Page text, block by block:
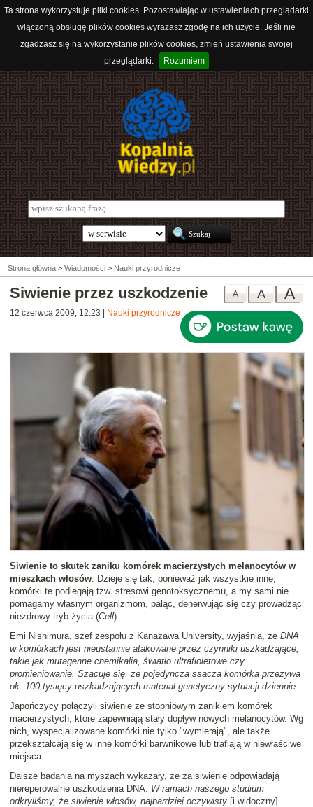
Ta strona wykorzystuje pliki cookies. Pozostawiając w ustawieniach przeglądarki
włączoną obsługę plików cookies wyrażasz zgodę na ich użycie. Jeśli nie
zgadzasz się na wykorzystanie plików cookies, zmień ustawienia swojej
przeglądarki.
Rozumiem
Strona główna > Wiadomości > Nauki przyrodnicze
A
A
A
Siwienie przez uszkodzenie
12 czerwca 2009, 12:23 Nauki przyrodnicze
Siwienie to skutek zaniku komórek macierzystych melanocytów w
mieszkach włosów . Dzieje się tak, ponieważ jak wszystkie inne,
komórki te podlegają tzw. stresowi genotoksycznemu, a my sami nie
pomagamy własnym organizmom, paląc, denerwując się czy prowadząc
niezdrowy tryb życia (Cell).
Emi Nishimura, szef zespołu z Kanazawa University, wyjaśnia, że DNA
w komórkach jest nieustannie atakowane przez czynniki uszkadzające,
takie jak mutagenne chemikalia, światło ultrafioletowe czy
promieniowanie. Szacuje się, że pojedyncza ssacza komórka przeżywa
ok. 100 tysięcy uszkadzających materiał genetyczny sytuacji dziennie
Japończycy połączyli siwienie ze stopniowym zanikiem komórek
macierzystych, które zapewniają stały dopływ nowych melanocytów. Wg
nich, wyspecjalizowane komórki nie tylko "wymierają", ale także
przekształcają się w inne komórki barwnikowe lub trafiają w niewłaściwe
miejsca.
Dalsze badania na myszach wykazały, że za siwienie odpowiadają
niereperowalne uszkodzenia DNA. W ramach naszego studium
odkryliśmy, że siwienie włosów, najbardziej oczywisty [i widoczny]